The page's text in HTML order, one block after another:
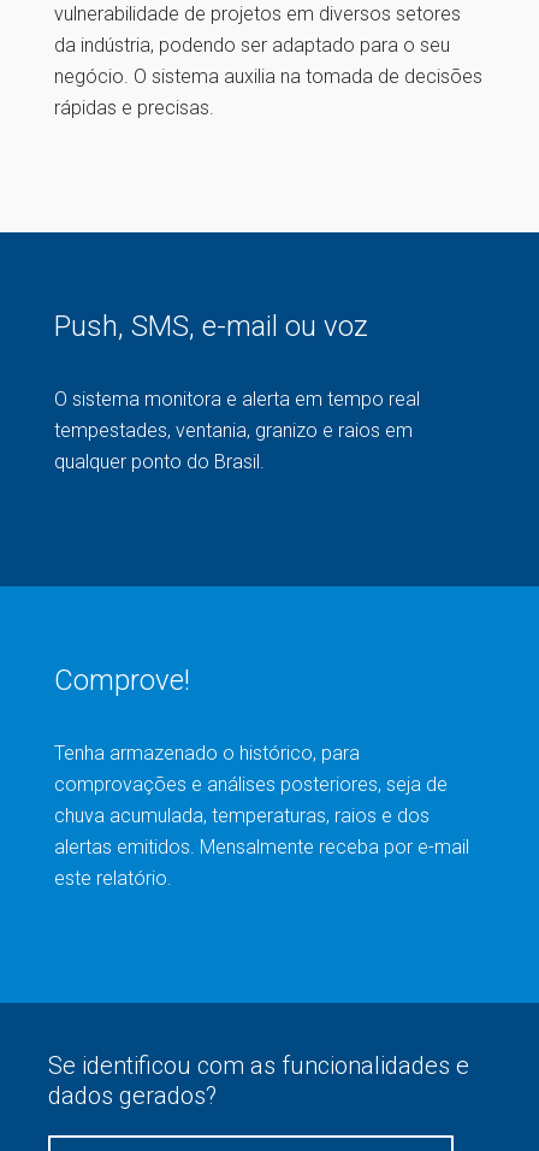
vulnerabilidade de projetos em diversos setores
da indústria, podendo ser adaptado para o seu
negócio. O sistema auxilia na tomada de decisões
rápidas e precisas.
Push, SMS, e-mail ou voz
O sistema monitora e alerta em tempo real
tempestades, ventania, granizo e raios em
qualquer ponto do Brasil.
Comprove!
Tenha armazenado o histórico, para
comprovações e análises posteriores, seja de
chuva acumulada, temperaturas, raios e dos
alertas emitidos. Mensalmente receba por e-mail
este relatório.
Se identificou com as funcionalidades e
dados gerados?